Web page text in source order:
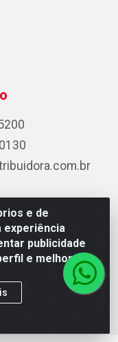
e de
experiência
publicidade
e melhorar a
de Campos, 42 -
20.920-410 -
85